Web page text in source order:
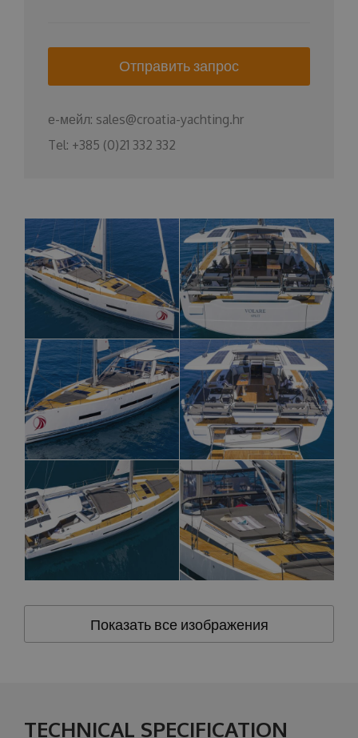
Отправить запрос
е-мейл: sales@croatia-yachting.hr
Tel: +385 (0)21 332 332
Показать все изображения
TECHNICAL SPECIFICATION